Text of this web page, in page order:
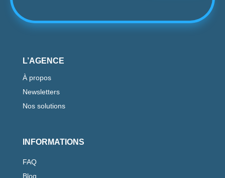
L’AGENCE
À propos
Newsletters
Nos solutions
INFORMATIONS
FAQ
Blog